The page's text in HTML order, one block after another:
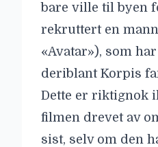
bare ville til byen
rekruttert en
«Avatar»), som
deriblant Korpis
Dette er riktignok
filmen drevet av
sist, selv om den